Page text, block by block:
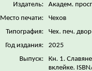
Издатель:
Академ.
Место печати:
Чехов
Типография:
Чех. печ.
Год издания:
2025
Выпуск:
Кн. 1.
вклейке.